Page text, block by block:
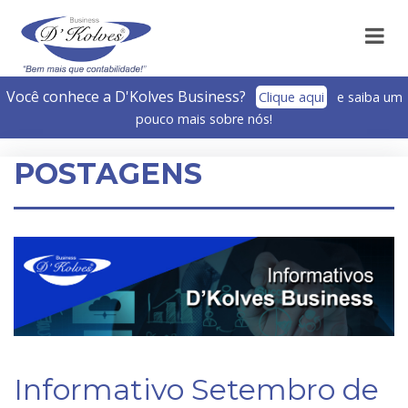
Você conhece a D'Kolves Business?­ Clique aqui
e saiba um
pouco mais sobre nós!
POSTAGENS
Informativo Setembro de